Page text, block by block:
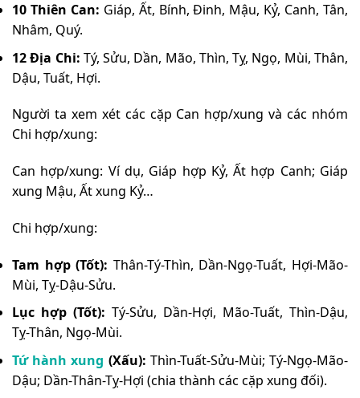
10 Thiên Can: Giáp, Ất, Bính, Đinh, Mậu, Kỷ, Canh, Tân,
Nhâm, Quý.
12 Địa Chi: Tý, Sửu, Dần, Mão, Thìn, Tỵ, Ngọ, Mùi, Thân,
Dậu, Tuất, Hợi.
Người ta xem xét các cặp Can hợp/xung và các nhóm
Chi hợp/xung:
Can hợp/xung: Ví dụ, Giáp hợp Kỷ, Ất hợp Canh; Giáp
xung Mậu, Ất xung Kỷ…
Chi hợp/xung:
Tam hợp (Tốt): Thân-Tý-Thìn, Dần-Ngọ-Tuất, Hợi-Mão-
Mùi, Tỵ-Dậu-Sửu.
Lục hợp (Tốt): Tý-Sửu, Dần-Hợi, Mão-Tuất, Thìn-Dậu,
Tỵ-Thân, Ngọ-Mùi.
Tứ hành xung (Xấu): Thìn-Tuất-Sửu-Mùi; Tý-Ngọ-Mão-
Dậu; Dần-Thân-Tỵ-Hợi (chia thành các cặp xung đối).